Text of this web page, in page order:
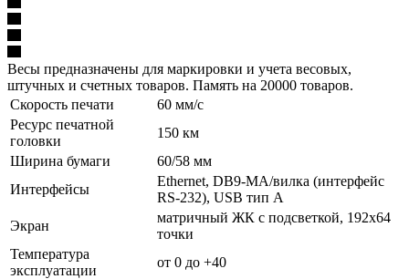
Весы предназначены для маркировки и учета весовых,
штучных и счетных товаров. Память на 20000 товаров.
Скорость печати
60 мм/с
Ресурс печатной
головки
150 км
Ширина бумаги
60/58 мм
Интерфейсы
Ethernet, DB9-MА/вилка (интерфейс
RS-232), USB тип А
Экран
матричный ЖК с подсветкой, 192х64
точки
Температура
эксплуатации
от 0 до +40